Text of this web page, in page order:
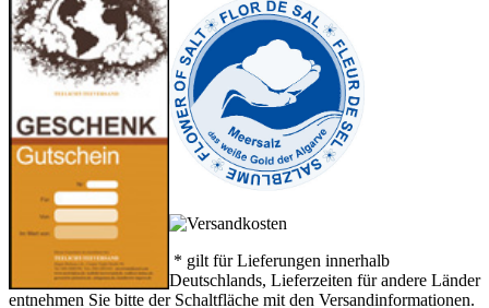
* gilt für Lieferungen innerhalb
Deutschlands, Lieferzeiten für andere Länder
entnehmen Sie bitte der Schaltfläche mit den Versandinformationen.